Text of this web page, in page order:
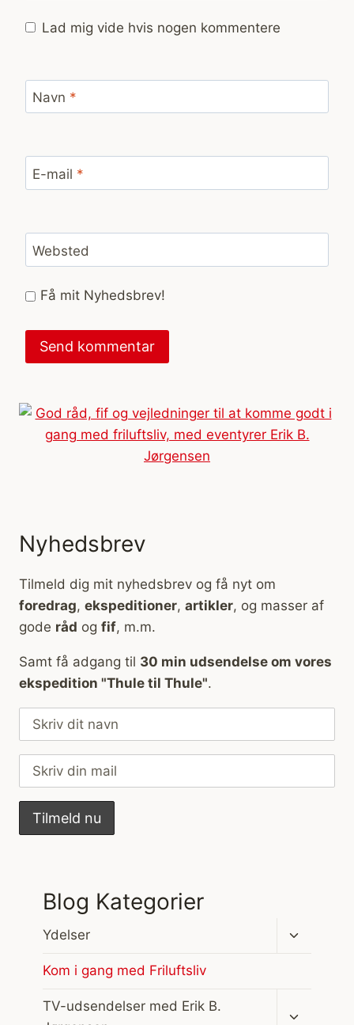
Lad mig vide hvis nogen kommentere
Navn *
E-mail *
Websted
Få mit Nyhedsbrev!
Nyhedsbrev
Tilmeld dig mit nyhedsbrev og få nyt om
foredrag, ekspeditioner, artikler, og masser af
gode råd og fif, m.m.
Samt få adgang til 30 min udsendelse om vores
ekspedition "Thule til Thule".
Blog Kategorier
Ydelser
Skift
Kom i gang med Friluftsliv
TV-udsendelser med Erik B.